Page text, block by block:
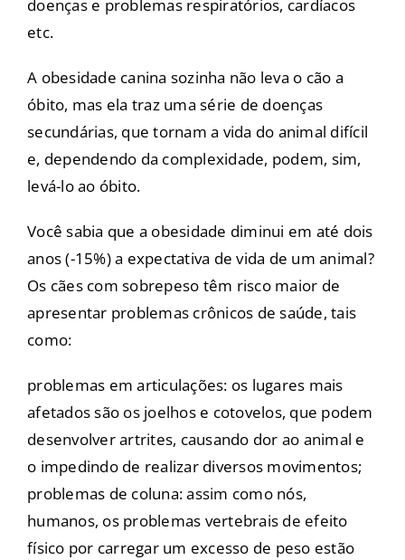
doenças e problemas respiratórios, cardíacos
etc.
A obesidade canina sozinha não leva o cão a
óbito, mas ela traz uma série de doenças
secundárias, que tornam a vida do animal difícil
e, dependendo da complexidade, podem, sim,
levá-lo ao óbito.
Você sabia que a obesidade diminui em até dois
anos (-15%) a expectativa de vida de um animal?
Os cães com sobrepeso têm risco maior de
apresentar problemas crônicos de saúde, tais
como:
problemas em articulações: os lugares mais
afetados são os joelhos e cotovelos, que podem
desenvolver artrites, causando dor ao animal e
o impedindo de realizar diversos movimentos;
problemas de coluna: assim como nós,
humanos, os problemas vertebrais de efeito
físico por carregar um excesso de peso estão